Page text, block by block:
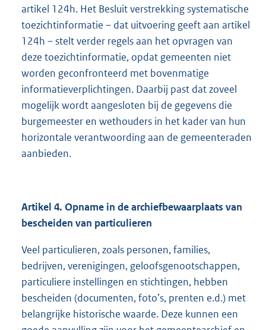
artikel 124h. Het Besluit verstrekking systematische
toezichtinformatie – dat uitvoering geeft aan artikel
124h – stelt verder regels aan het opvragen van
deze toezichtinformatie, opdat gemeenten niet
worden geconfronteerd met bovenmatige
informatieverplichtingen. Daarbij past dat zoveel
mogelijk wordt aangesloten bij de gegevens die
burgemeester en wethouders in het kader van hun
horizontale verantwoording aan de gemeenteraden
aanbieden.
Artikel 4. Opname in de archiefbewaarplaats van
bescheiden van particulieren
Veel particulieren, zoals personen, families,
bedrijven, verenigingen, geloofsgenootschappen,
particuliere instellingen en stichtingen, hebben
bescheiden (documenten, foto’s, prenten e.d.) met
belangrijke historische waarde. Deze kunnen een